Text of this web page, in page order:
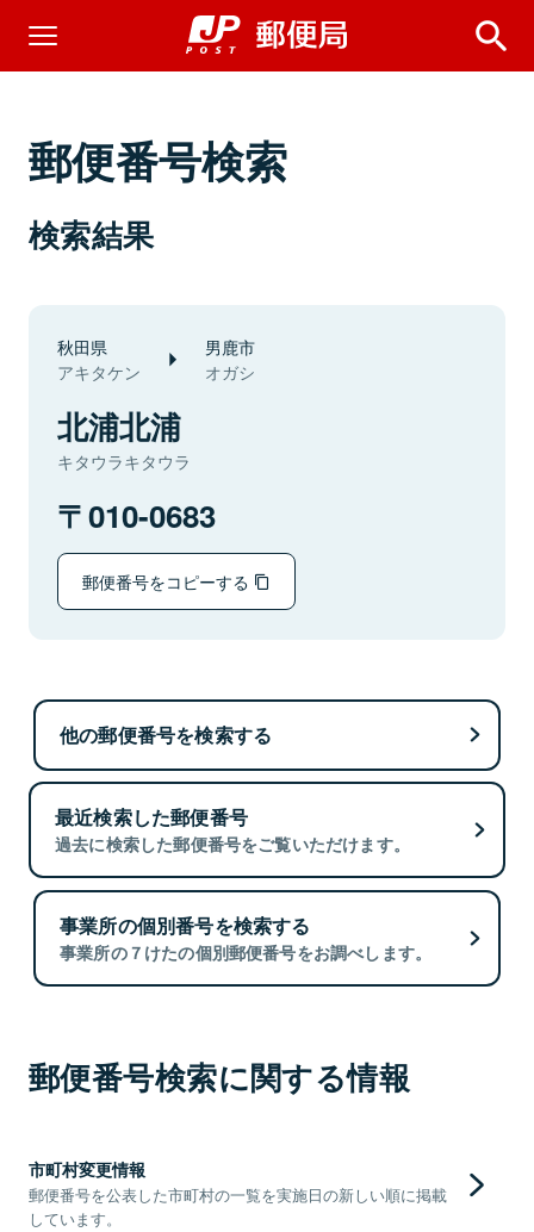
郵便番号検索
検索結果
秋田県
アキタケン
男鹿市
オガシ
北浦北浦
キタウラキタウラ
010-0683
郵便番号をコピーする
他の郵便番号を検索する
最近検索した郵便番号
過去に検索した郵便番号をご覧いただけます。
事業所の個別番号を検索する
事業所の７けたの個別郵便番号をお調べします。
郵便番号検索に関する情報
市町村変更情報
郵便番号を公表した市町村の一覧を実施日の新しい順に掲載
しています。